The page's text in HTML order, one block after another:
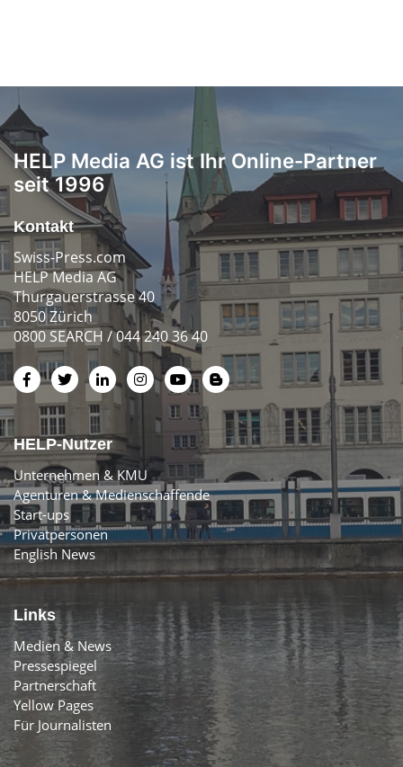
HELP Media AG ist Ihr Online-Partner
seit 1996
Kontakt
Swiss-Press.com
HELP Media AG
Thurgauerstrasse 40
8050 Zürich
0800 SEARCH / 044 240 36 40
HELP-Nutzer
Unternehmen & KMU
Agenturen & Medienschaffende
Start-ups
Privatpersonen
English News
Links
Medien & News
Pressespiegel
Partnerschaft
Yellow Pages
Für Journalisten